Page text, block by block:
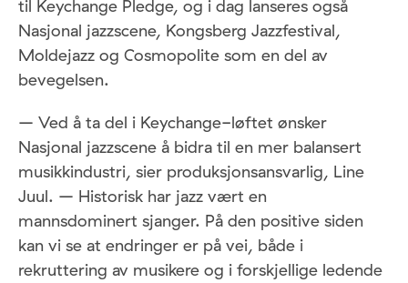
til Keychange Pledge, og i dag lanseres også
Nasjonal jazzscene, Kongsberg Jazzfestival,
Moldejazz og Cosmopolite som en del av
bevegelsen.
– Ved å ta del i Keychange-løftet ønsker
Nasjonal jazzscene å bidra til en mer balansert
musikkindustri, sier produksjonsansvarlig, Line
Juul. – Historisk har jazz vært en
mannsdominert sjanger. På den positive siden
kan vi se at endringer er på vei, både i
rekruttering av musikere og i forskjellige ledende